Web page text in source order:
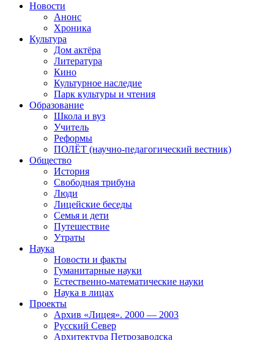
Новости
Анонс
Хроника
Культура
Дом актёра
Литература
Кино
Культурное наследие
Парк культуры и чтения
Образование
Школа и вуз
Учитель
Реформы
ПОЛЁТ (научно-педагогический вестник)
Общество
История
Свободная трибуна
Люди
Лицейские беседы
Семья и дети
Путешествие
Утраты
Наука
Новости и факты
Гуманитарные науки
Естественно-математические науки
Наука в лицах
Проекты
Архив «Лицея». 2000 — 2003
Русский Север
Архитектура Петрозаводска